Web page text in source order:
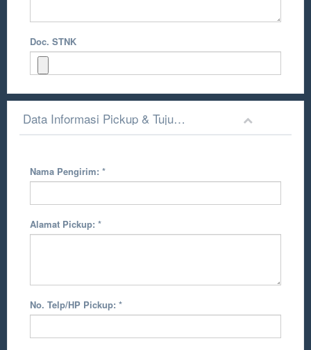
Doc. STNK
Data Informasi Pickup & Tujuan Pengiriman
Nama Pengirim: *
Alamat Pickup: *
No. Telp/HP Pickup: *